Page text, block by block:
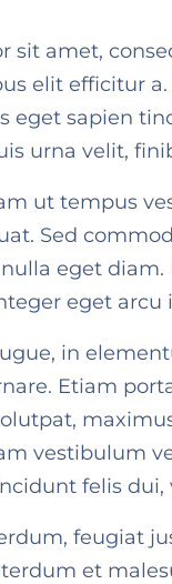
sit amet,
elit efficitur
eget sapien
urna velit,
ut tempus
Sed
eget diam.
eget arcu
in
Etiam
vestibulum
felis
feugiat
et